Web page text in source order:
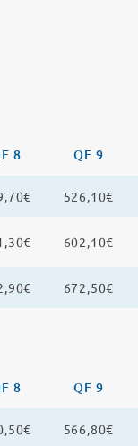
8 QF 9
526,10€
602,10€
672,50€
8 QF 9
566,80€